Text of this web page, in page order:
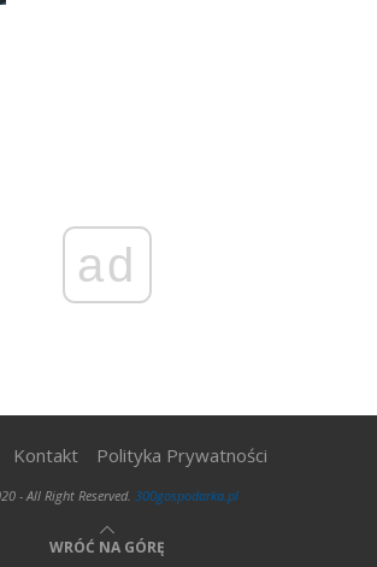
ad
Kontakt Polityka Prywatności
- All Right Reserved. 300gospodarka.pl
WRÓĆ NA GÓRĘ